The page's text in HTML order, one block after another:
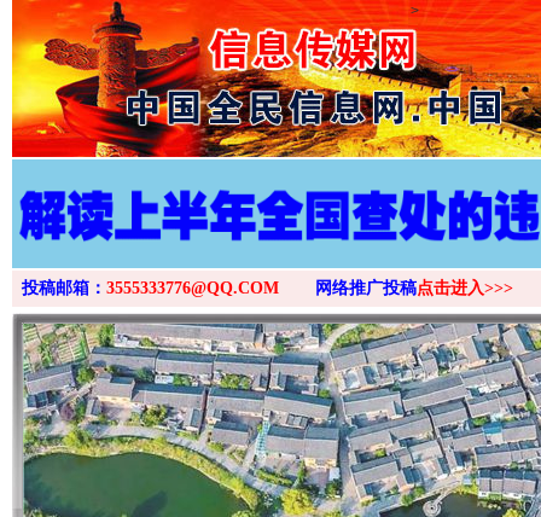
>
投稿邮箱： 3555333776@QQ.COM 网络推广投稿点击进入>>>